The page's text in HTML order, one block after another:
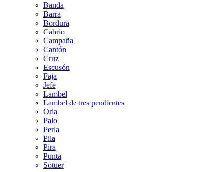
Banda
Barra
Bordura
Cabrio
Campaña
Cantón
Cruz
Escusón
Faja
Jefe
Lambel
Lambel de tres pendientes
Orla
Palo
Perla
Pila
Pira
Punta
Sotuer